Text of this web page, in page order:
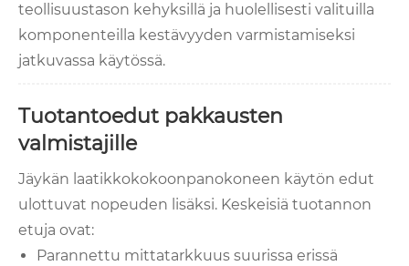
teollisuustason kehyksillä ja huolellisesti valituilla
komponenteilla kestävyyden varmistamiseksi
jatkuvassa käytössä.
Tuotantoedut pakkausten
valmistajille
Jäykän laatikkokokoonpanokoneen käytön edut
ulottuvat nopeuden lisäksi. Keskeisiä tuotannon
etuja ovat:
Parannettu mittatarkkuus suurissa erissä